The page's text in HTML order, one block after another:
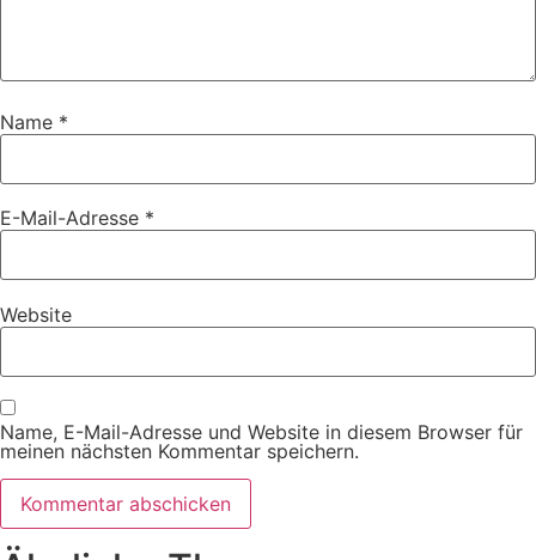
Name *
E-Mail-Adresse *
Website
Name, E-Mail-Adresse und Website in diesem Browser für
meinen nächsten Kommentar speichern.